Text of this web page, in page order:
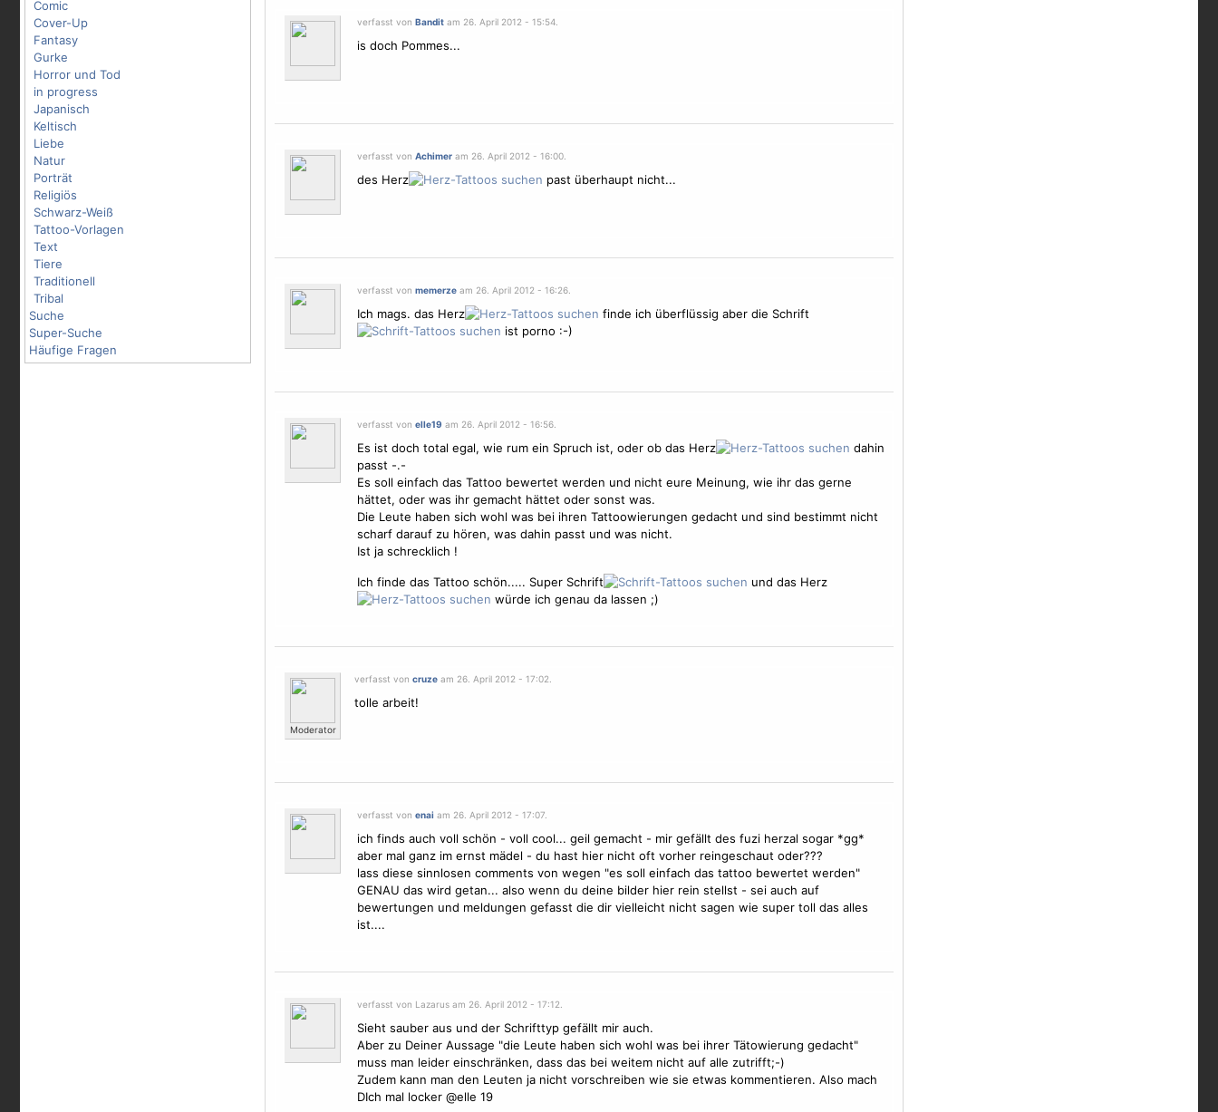
Comic
Cover-Up
Fantasy
Gurke
Horror und Tod
in progress
Japanisch
Keltisch
Liebe
Natur
Porträt
Religiös
Schwarz-Weiß
Tattoo-Vorlagen
Text
Tiere
Traditionell
Tribal
Suche
Super-Suche
Häufige Fragen
verfasst von Banditam 26. April 2012 - 15:54.
is doch Pommes...
verfasst von Achimeram 26. April 2012 - 16:00.
des Herz past überhaupt nicht...
verfasst von memerzeam 26. April 2012 - 16:26.
Ich mags. das Herz
finde ich überflüssig aber die Schrift
ist porno :-)
verfasst von elle19 am 26. April 2012 - 16:56.
Es ist doch total egal, wie rum ein Spruch ist, oder ob das Herz
dahin
passt -.-
Es soll einfach das Tattoo bewertet werden und nicht eure Meinung, wie ihr das gerne
hättet, oder was ihr gemacht hättet oder sonst was.
Die Leute haben sich wohl was bei ihren Tattoowierungen gedacht und sind bestimmt nicht
scharf darauf zu hören, was dahin passt und was nicht.
Ist ja schrecklich !
Ich finde das Tattoo schön..... Super Schrift
und das Herz
würde ich genau da lassen ;)
Moderator
verfasst von cruzeam 26. April 2012 - 17:02.
tolle arbeit!
verfasst von enai am 26. April 2012 - 17:07.
ich finds auch voll schön - voll cool... geil gemacht - mir gefällt des fuzi herzal sogar *gg*
aber mal ganz im ernst mädel - du hast hier nicht oft vorher reingeschaut oder???
lass diese sinnlosen comments von wegen "es soll einfach das tattoo bewertet werden"
GENAU das wird getan... also wenn du deine bilder hier rein stellst - sei auch auf
bewertungen und meldungen gefasst die dir vielleicht nicht sagen wie super toll das alles
ist....
verfasst von Lazarus am 26. April 2012 - 17:12.
Sieht sauber aus und der Schrifttyp gefällt mir auch.
Aber zu Deiner Aussage "die Leute haben sich wohl was bei ihrer Tätowierung gedacht"
muss man leider einschränken, dass das bei weitem nicht auf alle zutrifft;-)
Zudem kann man den Leuten ja nicht vorschreiben wie sie etwas kommentieren. Also mach
DIch mal locker @elle 19